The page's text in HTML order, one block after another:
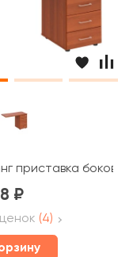
замком ПТ
приставка
(4)